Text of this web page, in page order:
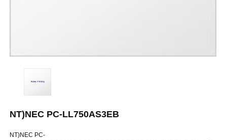
NT)NEC PC-LL750AS3EB
NT)NEC PC-